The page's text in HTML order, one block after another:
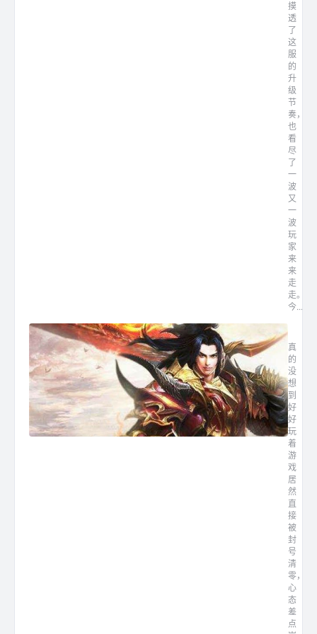
摸
透
了
这
服
的
升
级
节
奏，
也
看
尽
了
一
波
又
一
波
玩
家
来
来
走
走。
今...
真
的
没
想
到
好
好
玩
着
游
戏
居
然
直
接
被
封
号
清
零，
心
态
差
点